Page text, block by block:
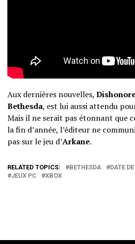
Aux dernières nouvelles,
Bethesda, est lui aussi attendu
Mais il ne serait pas étonnant que
la fin d’année, l’éditeur ne
pas sur le jeu d’Arkane.
RELATED TOPICS: BETHESDA DATE
JEUX PC
XBOX